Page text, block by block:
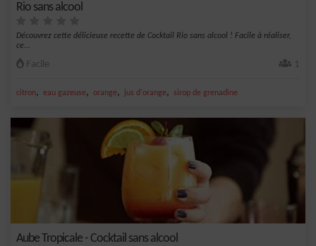
Rio sans alcool
Découvrez cette délicieuse recette de Cocktail Rio sans alcool ! Facile à réaliser,
ce...
Facile 1
citron, eau gazeuse, orange, jus d'orange, sirop de grenadine
Aube Tropicale - Cocktail sans alcool